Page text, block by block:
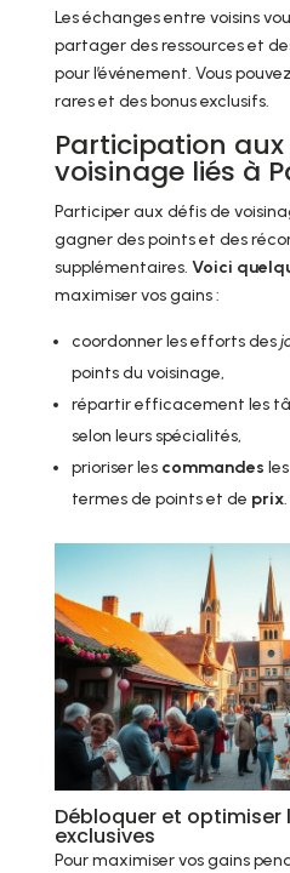
Les échanges entre voisins
partager des ressources et
pour l’événement. Vous
rares et des bonus exclusifs.
Participation
voisinage liés à
Participer aux défis de
gagner des points et des
supplémentaires. Voici
maximiser vos gains :
coordonner les efforts des
points du voisinage,
répartir efficacement les
selon leurs spécialités,
prioriser les commandes
termes de points et de prix.
Débloquer et optimiser
exclusives
Pour maximiser vos gains